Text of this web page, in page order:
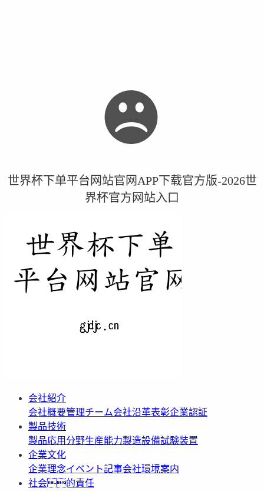
世界杯下单平台网站官网APP下载官方版-2026世
界杯官方网站入口
会社紹介
会社概要管理チーム会社沿革表彰企業認証
製品技術
製品応用分野生産能力製造設備試験装置
企業文化
企業理念イベント記事会社環境案内
社会的責任